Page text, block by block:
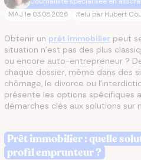
MAJ le 03.08.2026 Relu par Hubert
Obtenir un prêt immobilier peut
situation n'est pas des plus
ou encore auto-entrepreneur ?
chaque dossier, même dans des
chômage, le divorce ou
présente les options spécifiques
démarches clés aux solutions sur
Prêt immobilier : quelle
profil emprunteur ?